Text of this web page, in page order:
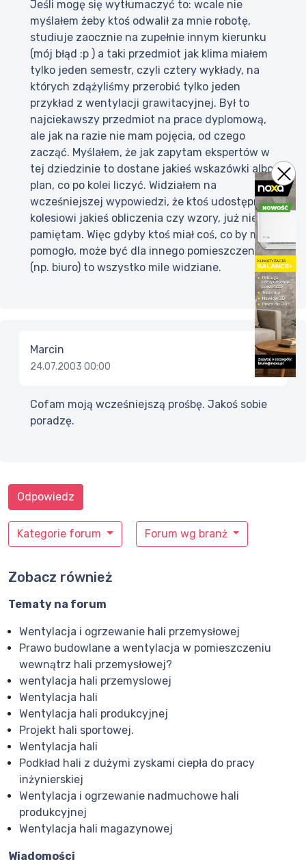
Jeśli mogę się wytłumaczyć to: wcale nie
myślałem żeby ktoś odwalił za mnie robotę,
studiuje zaocznie na zupełnie innym kierunku
(mój błąd :p ) a taki przedmiot jak klima miałem
tylko jeden semestr, czyli cztery wykłady, na
których zdążyliśmy przerobić tylko jeden
przykład z wentylacji grawitacyjnej. Był to
najciekawszy przedmiot na prace dyplomową,
ale jak na razie nie mam pojęcia, od czego
zacząć. Myślałem, że jak zapytam ekspertów w
tej dziedzinie to dostane jakieś wskazówki albo
plan, co po kolei liczyć. Widziałem na
wcześniejszej wypowiedzi, że ktoś udostępnił
kolesiowi jakieś obliczenia czy wzory, już nie
pamiętam. Więc gdyby ktoś miał coś, co by mi
pomogło, może być dla innego pomieszczenia
(np. biuro) to wszystko mile widziane.
Marcin
24.07.2003 00:00
Cofam moją wcześniejszą prośbę. Jakoś sobie
poradzę.
Kategorie forum Forum wg branż
Odpowiedz
Zobacz również
Tematy na forum
Wentylacja i ogrzewanie hali przemysłowej
Prawo budowlane a wentylacja w pomieszczeniu
wewnątrz hali przemysłowej?
wentylacja hali przemyslowej
Wentylacja hali
Wentylacja hali produkcyjnej
Projekt hali sportowej.
Wentylacja hali
Podkład hali z dużymi zyskami ciepła do pracy
inżynierskiej
Wentylacja i ogrzewanie nadmuchowe hali
produkcyjnej
Wentylacja hali magazynowej
Wiadomości